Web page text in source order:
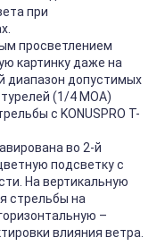
при
просветлением
картинку даже на
диапазон допустимых
(1/4 MOA)
с KONUSPRO T-
во 2-й
подсветку с
На вертикальную
стрельбы на
–
влияния ветра.